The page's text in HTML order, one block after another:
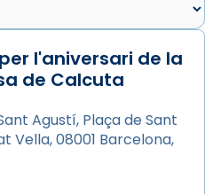
l'aniversari de la
de Calcuta
Agustí, Plaça de Sant
Vella, 08001 Barcelona,